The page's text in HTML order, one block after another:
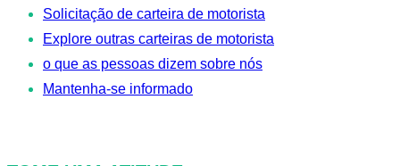
Solicitação de carteira de motorista
Explore outras carteiras de motorista
o que as pessoas dizem sobre nós
Mantenha-se informado